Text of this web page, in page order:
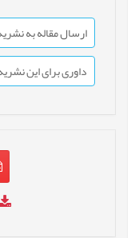
ارسال مقاله به نشریه
داوری برای این نشریه